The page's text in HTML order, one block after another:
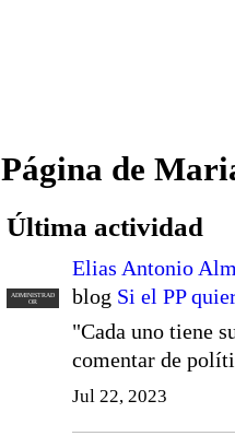
Página de
Última actividad
ADMINISTRAD
OR
Elias Antonio
blog Si el PP
"Cada uno tiene
comentar de
Jul 22, 2023